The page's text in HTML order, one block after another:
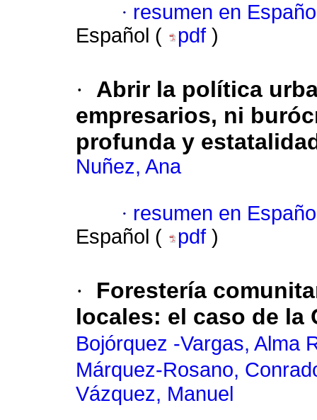
· resumen en
Español (
pdf )
·
Abrir la política
empresarios, ni
profunda y
Nuñez, Ana
· resumen en
Español (
pdf )
·
Forestería
locales: el caso de la
Bojórquez -Vargas, Alma
Márquez-Rosano,
Vázquez, Manuel